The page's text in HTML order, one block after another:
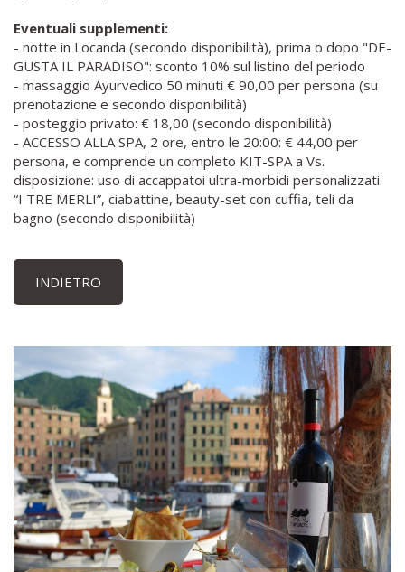
Eventuali supplementi:
- notte in Locanda (secondo disponibilità), prima o dopo "DE-
GUSTA IL PARADISO": sconto 10% sul listino del periodo
- massaggio Ayurvedico 50 minuti € 90,00 per persona (su
prenotazione e secondo disponibilità)
- posteggio privato: € 18,00 (secondo disponibilità)
- ACCESSO ALLA SPA, 2 ore, entro le 20:00: € 44,00 per
persona, e comprende un completo KIT-SPA a Vs.
disposizione: uso di accappatoi ultra-morbidi personalizzati
“I TRE MERLI”, ciabattine, beauty-set con cuffia, teli da
bagno (secondo disponibilità)
INDIETRO